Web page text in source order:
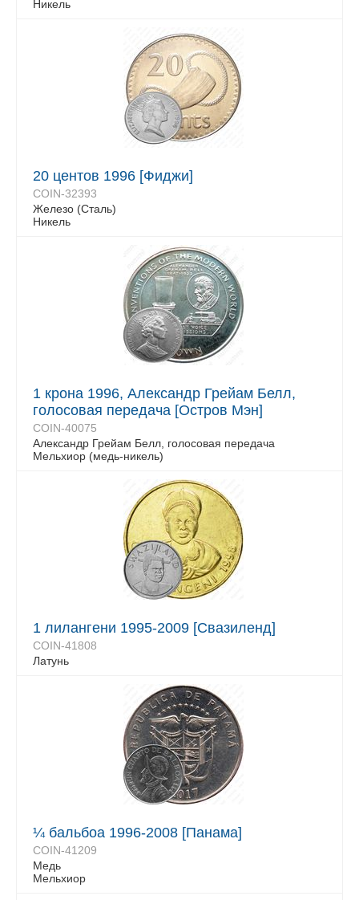
Никель
20 центов 1996 [Фиджи]
COIN-32393
Железо (Сталь)
Никель
1 крона 1996, Александр Грейам Белл,
голосовая передача [Остров Мэн]
COIN-40075
Александр Грейам Белл, голосовая передача
Мельхиор (медь-никель)
1 лилангени 1995-2009 [Свазиленд]
COIN-41808
Латунь
¼ бальбоа 1996-2008 [Панама]
COIN-41209
Медь
Мельхиор